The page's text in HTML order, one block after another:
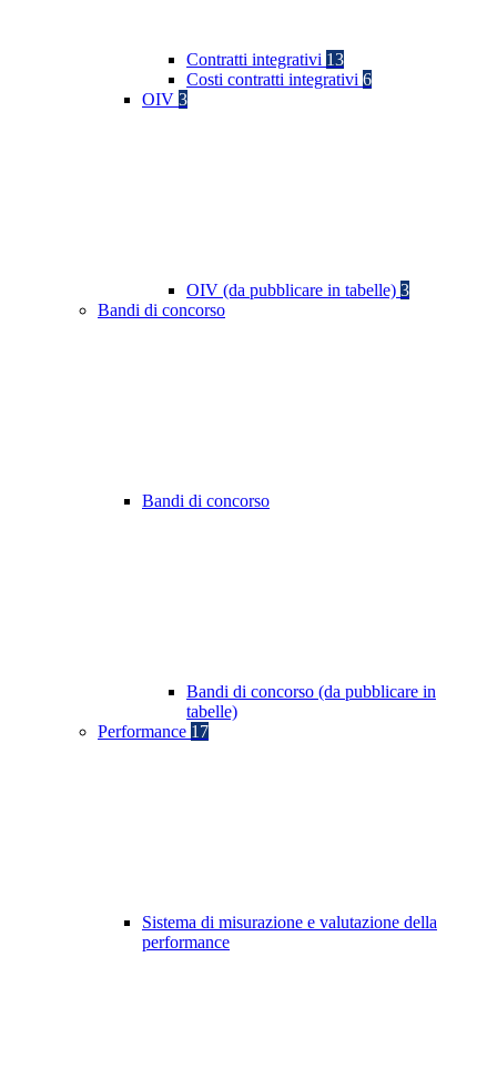
Contratti integrativi 13
Costi contratti integrativi 6
OIV 3
OIV (da pubblicare in tabelle) 3
Bandi di concorso
Bandi di concorso
Bandi di concorso (da pubblicare in
tabelle)
Performance 17
Sistema di misurazione e valutazione della
performance